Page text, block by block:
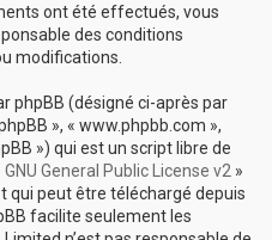
ont été effectués, vous
des conditions
modifications.
phpBB (désigné ci-après par
», « www.phpbb.com »,
») qui est un script libre de
GNU General Public License v2 »
qui peut être téléchargé depuis
facilite seulement les